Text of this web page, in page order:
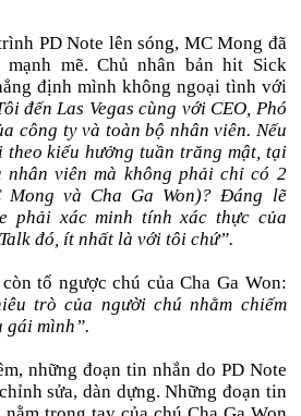
PD Note lên sóng, MC Mong đã
mẽ. Chủ nhân bản hit Sick
định mình không ngoại tình với
đến Las Vegas cùng với CEO, Phó
công ty và toàn bộ nhân viên. Nếu
kiểu hưởng tuần trăng mật, tại
viên mà không phải chỉ có 2
và Cha Ga Won)? Đáng lẽ
phải xác minh tính xác thực của
đó, ít nhất là với tôi chứ”.
tố ngược chú của Cha Ga Won:
trò của người chú nhằm chiếm
gái mình”.
những đoạn tin nhắn do PD Note
sửa, dàn dựng. Những đoạn tin